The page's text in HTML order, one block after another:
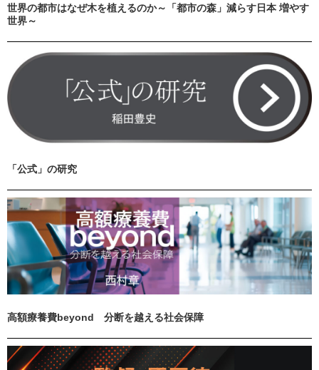
世界の都市はなぜ木を植えるのか～「都市の森」減らす日本 増やす
世界～
「公式」の研究
高額療養費beyond 分断を越える社会保障